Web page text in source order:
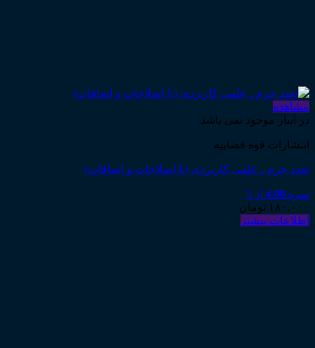
مشاهده
در انبار موجود نمی باشد
انتشارات قوه قضاییه
تعدد جرم ـ علمی کاربردی (با اصلاحات و اضافات)
نمره 4.00 از 5
۱۸۰,۰۰۰ تومان
اطلاعات بیشتر